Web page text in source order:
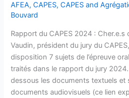
AFEA,CAPES,CAPES and
Bouvard
Rapport du CAPES 2024 : Cher.e.s
Vaudin, président du jury du
disposition 7 sujets de l’épreuve
traités dans le rapport du jury
dessous les documents textuels et
documents audiovisuels (ce lien